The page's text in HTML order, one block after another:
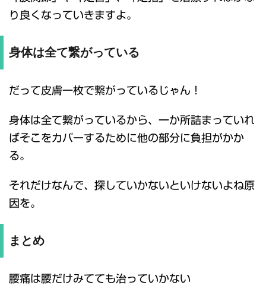
り良くなっていきますよ。
身体は全て繋がっている
だって皮膚一枚で繋がっているじゃん！
身体は全て繋がっているから、一か所詰まっていれ
ばそこをカバーするために他の部分に負担がかか
る。
それだけなんで、探していかないといけないよね原
因を。
まとめ
腰痛は腰だけみてても治っていかない